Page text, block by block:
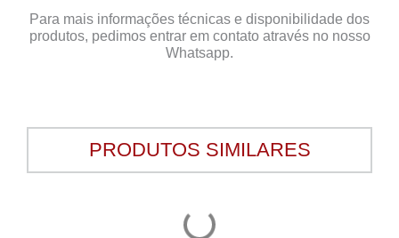
Para mais informações técnicas e disponibilidade dos
produtos, pedimos entrar em contato através no nosso
Whatsapp.
PRODUTOS SIMILARES